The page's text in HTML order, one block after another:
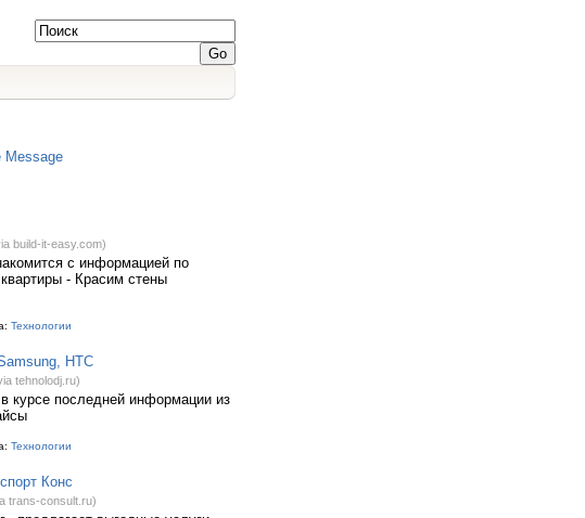
Message
build-it-easy.com)
с информацией по
- Красим стены
Технологии
HTC
tehnolodj.ru)
курсе последней информации из
Технологии
Конс
trans-consult.ru)